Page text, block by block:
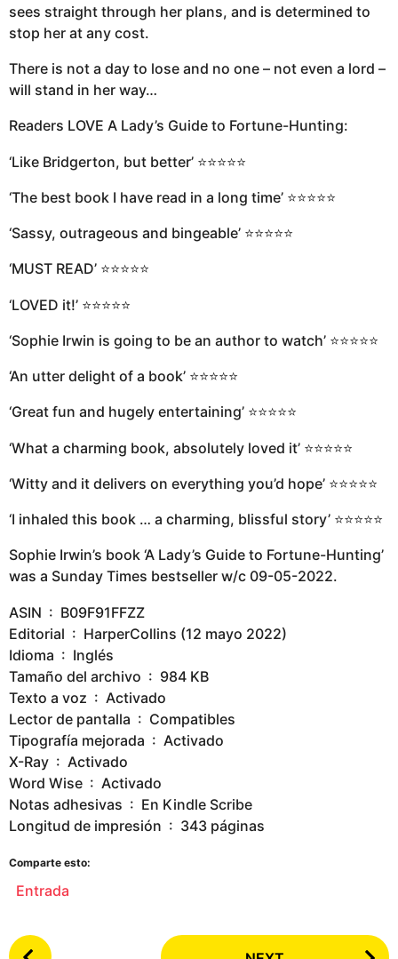
sees straight through her plans, and is determined to
stop her at any cost.
There is not a day to lose and no one – not even a lord –
will stand in her way…
Readers LOVE A Lady’s Guide to Fortune-Hunting:
‘Like Bridgerton, but better’ ⭐⭐⭐⭐⭐
‘The best book I have read in a long time’ ⭐⭐⭐⭐⭐
‘Sassy, outrageous and bingeable’ ⭐⭐⭐⭐⭐
‘MUST READ’ ⭐⭐⭐⭐⭐
‘LOVED it!’ ⭐⭐⭐⭐⭐
‘Sophie Irwin is going to be an author to watch’ ⭐⭐⭐⭐⭐
‘An utter delight of a book’ ⭐⭐⭐⭐⭐
‘Great fun and hugely entertaining’ ⭐⭐⭐⭐⭐
‘What a charming book, absolutely loved it’ ⭐⭐⭐⭐⭐
‘Witty and it delivers on everything you’d hope’ ⭐⭐⭐⭐⭐
‘I inhaled this book … a charming, blissful story’ ⭐⭐⭐⭐⭐
Sophie Irwin’s book ‘A Lady’s Guide to Fortune-Hunting’
was a Sunday Times bestseller w/c 09-05-2022.
ASIN ‏ : ‎ B09F91FFZZ
Editorial ‏ : ‎ HarperCollins (12 mayo 2022)
Idioma ‏ : ‎ Inglés
Tamaño del archivo ‏ : ‎ 984 KB
Texto a voz ‏ : ‎ Activado
Lector de pantalla ‏ : ‎ Compatibles
Tipografía mejorada ‏ : ‎ Activado
X-Ray ‏ : ‎ Activado
Word Wise ‏ : ‎ Activado
Notas adhesivas ‏ : ‎ En Kindle Scribe
Longitud de impresión ‏ : ‎ 343 páginas
Comparte esto:
Entrada
P